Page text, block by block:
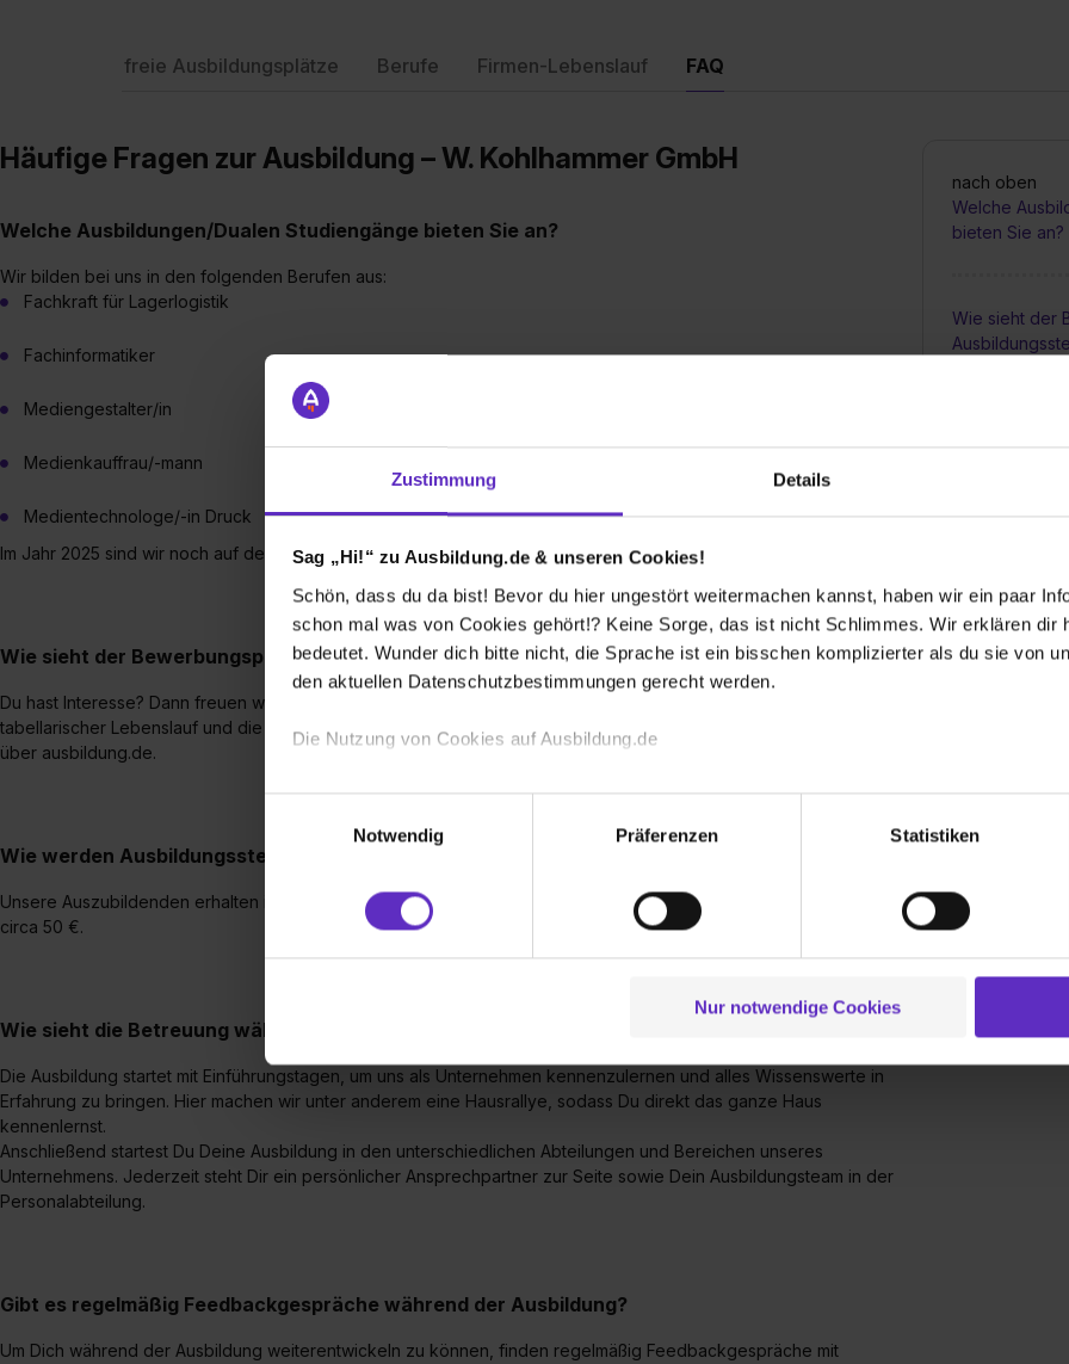
Zustimmung Details
Sag „Hi!“ zu Ausbildung.de & unseren Cookies!
Schön, dass du da bist! Bevor du hier ungestört weitermachen kannst, haben wir ein paar
schon mal was von Cookies gehört!? Keine Sorge, das ist nicht Schlimmes. Wir erklären dir
bedeutet. Wunder dich bitte nicht, die Sprache ist ein bisschen komplizierter als du sie von
den aktuellen Datenschutzbestimmungen gerecht werden.
Die Nutzung von Cookies auf Ausbildung.de
Wir verwenden Cookies zur technischen Funktion unserer Webseite („Notwendig“), um von
Webseite getroffenen Einstellungen zu speichern ( „Präferenzen“), die Zugriffe auf unsere
(„Statistiken“), um Informationen zu deiner Verwendung unserer Website an unsere Partner
und Analysen weiterzugeben und um Inhalte und Anzeigen zu personalisieren („Social Media
Partner führen diese Informationen möglicherweise mit weiteren Daten zusammen, die du
zu. . In diesem Fall sowie bei der separaten Aktivierung von „Social Media und Marketing“
einverstanden, dass dir nach Setzen der Cookies externe Inhalte (z.B. Videos oder Posts)
Erlaubnis hierfür kannst du auch später noch im Einzelfall bei dem jeweiligen Inhalt erteilen.
Verwendungszwecke zulassen, triff deine Auswahl über die Checkboxen und klick auf
umfasst hierbei die Einwilligung zur Übermittlung deiner Daten in die USA (Art. 49 Abs. 1 S. 1
Notwendig
Präferenzen Statistiken
Nur notwendige Cookies
freie Ausbildungsplätze Berufe Firmen-Lebenslauf FAQ
nach oben
Welche
bieten Sie an?
Wie sieht der
vergütet?
Gibt es
Wie groß sind
Ausbildung
Häufige Fragen zur Ausbildung – W. Kohlhammer GmbH
Welche Ausbildungen/Dualen Studiengänge bieten Sie an?
Wir bilden bei uns in den folgenden Berufen aus:
Fachkraft für Lagerlogistik
Fachinformatiker
Mediengestalter/in
Medienkauffrau/-mann
Medientechnologe/-in Druck
Im Jahr 2025 sind wir noch auf der Suche nach einer Fachkraft für Lagerlogistik.
Wie sieht der Bewerbungsprozess für eine Ausbildungsstelle bei Ihnen aus?
Du hast Interesse? Dann freuen wir uns über Deine vollständigen Bewerbungsunterlagen (Motivationsschreiben,
tabellarischer Lebenslauf und die letzten beiden Schulzeugnisse) an ausbildung@kohlhammer.de oder direkt
über ausbildung.de.
Wie werden Ausbildungsstellen bei Ihnen vergütet?
Unsere Auszubildenden erhalten im ersten Jahr eine Vergütung in Höhe von 1.025 €. Diese erhöht sich jährlich um
circa 50 €.
Wie sieht die Betreuung während einer Ausbildung in Ihrem Betrieb aus?
Die Ausbildung startet mit Einführungstagen, um uns als Unternehmen kennenzulernen und alles Wissenswerte in
Erfahrung zu bringen. Hier machen wir unter anderem eine Hausrallye, sodass Du direkt das ganze Haus
kennenlernst.
Anschließend startest Du Deine Ausbildung in den unterschiedlichen Abteilungen und Bereichen unseres
Unternehmens. Jederzeit steht Dir ein persönlicher Ansprechpartner zur Seite sowie Dein Ausbildungsteam in der
Personalabteilung.
Gibt es regelmäßig Feedbackgespräche während der Ausbildung?
Um Dich während der Ausbildung weiterentwickeln zu können, finden regelmäßig Feedbackgespräche mit